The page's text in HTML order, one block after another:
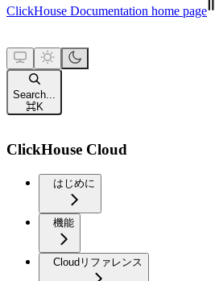
ClickHouse Documentation home page
Search...
⌘K
ClickHouse Cloud
はじめに
機能
Cloudリファレンス